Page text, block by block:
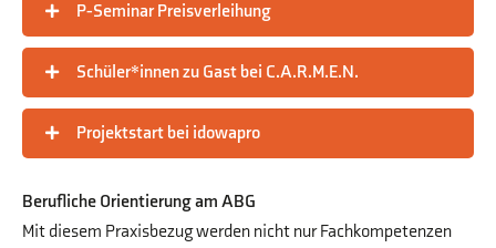
P-Seminar Preisverleihung
Schüler*innen zu Gast bei C.A.R.M.E.N.
Projektstart bei idowapro
Berufliche Orientierung am ABG
Mit diesem Praxisbezug werden nicht nur Fachkompetenzen